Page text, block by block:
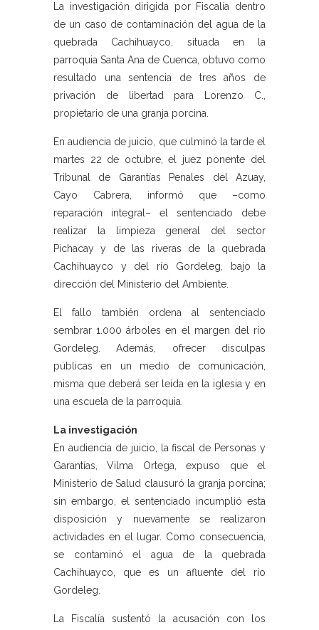
La investigación dirigida por Fiscalía dentro
de un caso de contaminación del agua de la
quebrada Cachihuayco, situada en la
parroquia Santa Ana de Cuenca, obtuvo como
resultado una sentencia de tres años de
privación de libertad para Lorenzo C.,
propietario de una granja porcina.
En audiencia de juicio, que culminó la tarde el
martes 22 de octubre, el juez ponente del
Tribunal de Garantías Penales del Azuay,
Cayo Cabrera, informó que –como
reparación integral– el sentenciado debe
realizar la limpieza general del sector
Pichacay y de las riveras de la quebrada
Cachihuayco y del río Gordeleg, bajo la
dirección del Ministerio del Ambiente.
El fallo también ordena al sentenciado
sembrar 1.000 árboles en el margen del río
Gordeleg. Además, ofrecer disculpas
públicas en un medio de comunicación,
misma que deberá ser leída en la iglesia y en
una escuela de la parroquia.
La investigación
En audiencia de juicio, la fiscal de Personas y
Garantías, Vilma Ortega, expuso que el
Ministerio de Salud clausuró la granja porcina;
sin embargo, el sentenciado incumplió esta
disposición y nuevamente se realizaron
actividades en el lugar. Como consecuencia,
se contaminó el agua de la quebrada
Cachihuayco, que es un afluente del río
Gordeleg.
La Fiscalía sustentó la acusación con los